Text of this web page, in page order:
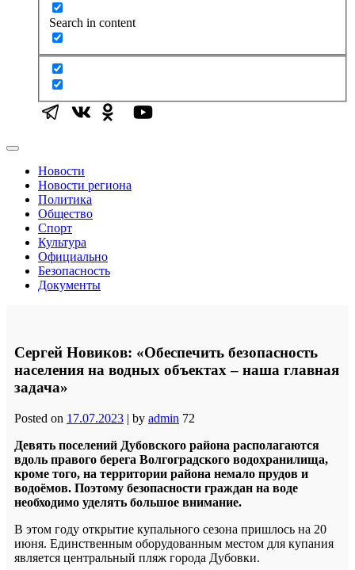
Search in content
Новости
Новости региона
Политика
Общество
Спорт
Культура
Официально
Безопасность
Документы
Сергей Новиков: «Обеспечить безопасность
населения на водных объектах – наша главная
задача»
Posted on 17.07.2023 | by admin 72
Девять поселений Дубовского района располагаются
вдоль правого берега Волгоградского водохранилища,
кроме того, на территории района немало прудов и
водоёмов. Поэтому безопасности граждан на воде
необходимо уделять большое внимание.
В этом году открытие купального сезона пришлось на 20
июня. Единственным оборудованным местом для купания
является центральный пляж города Дубовки.